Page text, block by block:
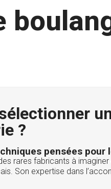
?
pensées pour
rares fabricants à
Son expertise dans